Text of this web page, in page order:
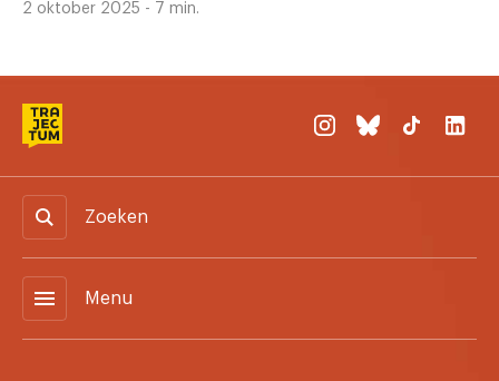
2 oktober 2025 - 7 min.
Zoeken
menu Menu